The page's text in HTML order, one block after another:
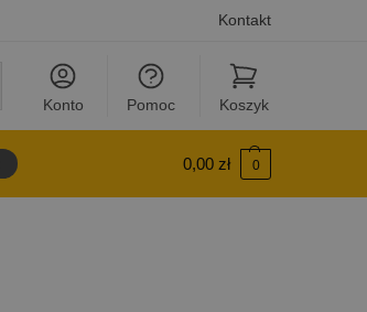
Kontakt
Konto Pomoc Koszyk
0,00 zł 0